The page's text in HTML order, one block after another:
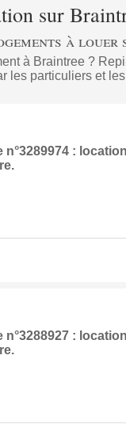
sur
à
à Braintree ?
les particuliers et
n°3289974 :
.
n°3288927 :
.